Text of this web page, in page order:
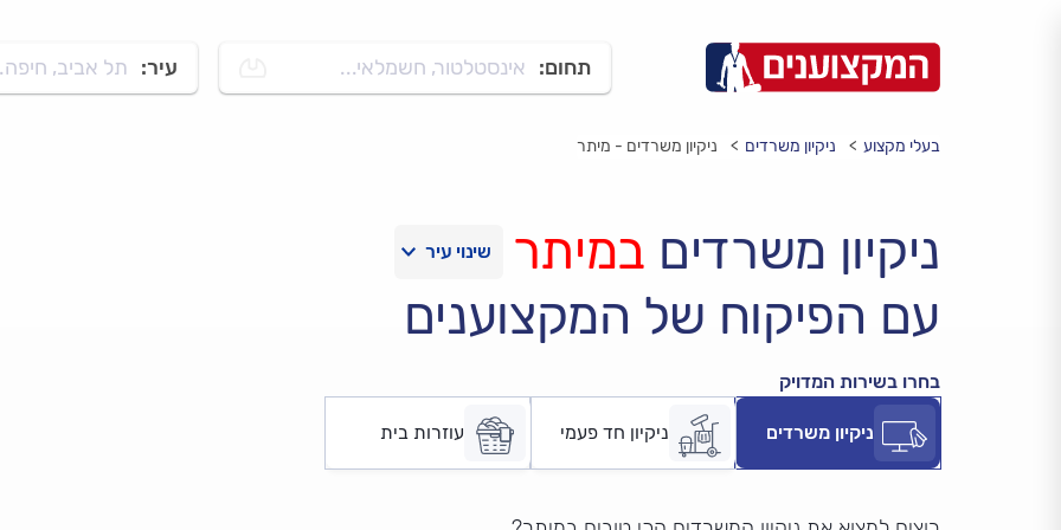
תחום: אינסטלטור, חשמלאי... עיר: תל אביב,
בעלי מקצוע ניקיון משרדים ניקיון משרדים - מיתר
ניקיון משרדים במיתר
עם הפיקוח של המקצוענים
בחרו בשירות המדויק
ניקיון משרדים ניקיון חד פעמי עוזרות בית